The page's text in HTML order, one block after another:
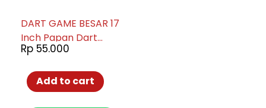
DART GAME BESAR 17
Inch Papan Dart
Panahan Dinding
Besar 004-03
Rp 55.000
Add to cart